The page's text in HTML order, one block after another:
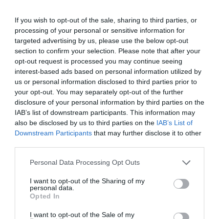
If you wish to opt-out of the sale, sharing to third parties, or
processing of your personal or sensitive information for
targeted advertising by us, please use the below opt-out
section to confirm your selection. Please note that after your
opt-out request is processed you may continue seeing
interest-based ads based on personal information utilized by
us or personal information disclosed to third parties prior to
your opt-out. You may separately opt-out of the further
disclosure of your personal information by third parties on the
IAB’s list of downstream participants. This information may
also be disclosed by us to third parties on the IAB’s List of
Downstream Participants that may further disclose it to other
Personal Data Processing Opt Outs
I want to opt-out of the Sharing of my
personal data.
Opted In
I want to opt-out of the Sale of my
Afegim-hi a la notícia lacompra que la setmana
passada Google va fer de FitBit, el segon actor
després d’Apple en dispositius vestibles, iel
projecte Baseline, un projecte de monitoratge
exhaustiu dels hàbits de vida i les constants de
10.000 voluntaris. Google afirma que el projecte
Rossinyol compleix amb tots els requeriments
legals i que les dades que recull d’Ascension no
aniran a altres projectes del grup. Però això no els
limita a no utilitzar les dades i entrenar algorismes
d’IA que després vendran a tercers.
En principi jo no tindria cap problema en cedir les
meves dades, fins i tot tot el meu “quantified self”
a la societat per a un bé comú, de la mateixa